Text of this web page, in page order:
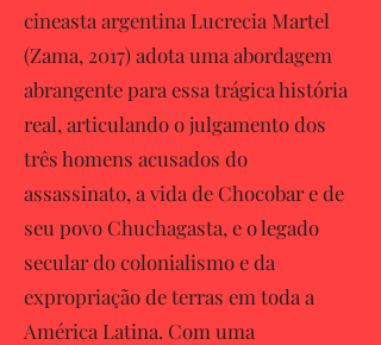
cineasta argentina Lucrecia Martel
(Zama, 2017) adota uma abordagem
abrangente para essa trágica história
real, articulando o julgamento dos
três homens acusados do
assassinato, a vida de Chocobar e de
seu povo Chuchagasta, e o legado
secular do colonialismo e da
expropriação de terras em toda a
América Latina. Com uma